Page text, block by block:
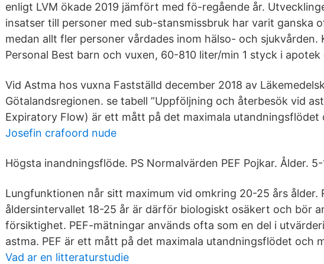
enligt LVM ökade 2019 jämfört med fö-regående år.
insatser till personer med sub-stansmissbruk har varit ganska
medan allt fler personer vårdades inom hälso- och sjukvården.
Personal Best barn och vuxen, 60-810 liter/min 1 styck i apotek
Vid Astma hos vuxna Fastställd december 2018 av
Götalandsregionen. se tabell ”Uppföljning och återbesök vid
Expiratory Flow) är ett mått på det maximala utandningsflödet
Josefin crafoord nude
Högsta inandningsflöde. PS Normalvärden PEF Pojkar. Ålder. 5-
Lungfunktionen når sitt maximum vid omkring 20-25 års ålder.
åldersintervallet 18-25 år är därför biologiskt osäkert och bör
försiktighet. PEF-mätningar används ofta som en del i
astma. PEF är ett mått på det maximala utandningsflödet och
Vad ar en litteraturstudie